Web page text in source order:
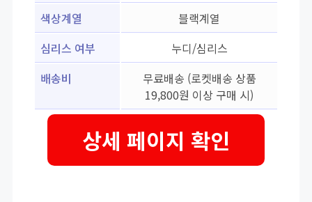
색상계열
블랙계열
심리스 여부
누디/심리스
배송비
무료배송 (로켓배송 상품
19,800원 이상 구매 시)
상세 페이지 확인